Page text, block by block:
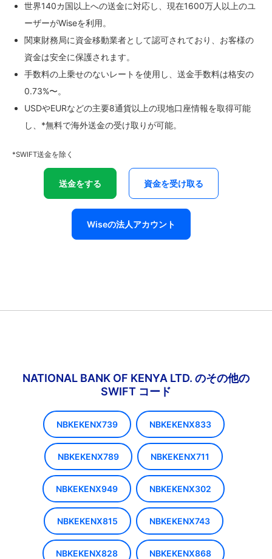
世界140カ国以上への送金に対応し、現在1600万人以上のユ
ーザーがWiseを利用。
関東財務局に資金移動業者として認可されており、お客様の
資金は安全に保護されます。
手数料の上乗せのないレートを使用し、送金手数料は格安の
0.73%〜。
USDやEURなどの主要8通貨以上の現地口座情報を取得可能
し、*無料で海外送金の受け取りが可能。
*SWIFT送金を除く
送金をする 資金を受け取る
Wiseの法人アカウント
NATIONAL BANK OF KENYA LTD. のその他の
SWIFT コード
NBKEKENX739 NBKEKENX833
NBKEKENX789 NBKEKENX711
NBKEKENX949 NBKEKENX302
NBKEKENX815 NBKEKENX743
NBKEKENX828 NBKEKENX868